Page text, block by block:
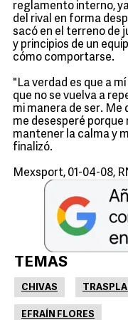
reglamento interno,
del rival en forma
sacó en el terreno de
y principios de un
cómo comportarse.
"La verdad es que a
que no se vuelva a
mi manera de ser. Me
me desesperé porque
mantener la calma y
finalizó.
Mexsport, 01-04-08,
TEMAS
CHIVAS
EFRAÍN FLORES